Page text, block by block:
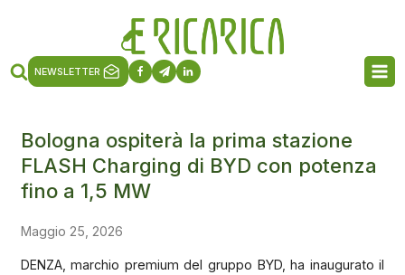
NEWSLETTER
Bologna ospiterà la prima stazione
FLASH Charging di BYD con potenza
fino a 1,5 MW
Maggio 25, 2026
DENZA, marchio premium del gruppo BYD, ha inaugurato il